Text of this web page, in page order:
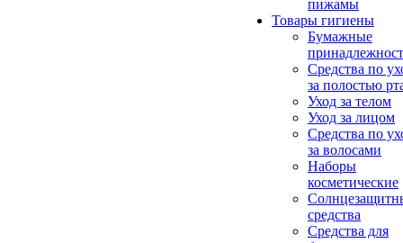
пижамы
Товары гигиены
Бумажные
Средства по
за полостью
Уход за телом
Уход за лицом
Средства по
за волосами
Наборы
косметические
средства
Средства для